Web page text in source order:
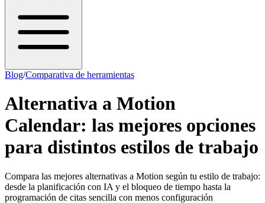
Blog/Comparativa de herramientas
Alternativa a Motion
Calendar: las mejores opciones
para distintos estilos de trabajo
Compara las mejores alternativas a Motion según tu estilo de trabajo:
desde la planificación con IA y el bloqueo de tiempo hasta la
programación de citas sencilla con menos configuración